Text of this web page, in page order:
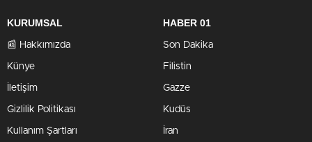
KURUMSAL
📰 Hakkımızda
Künye
İletişim
Gizlilik Politikası
Kullanım Şartları
HABER 01
Son Dakika
Filistin
Gazze
Kudüs
İran